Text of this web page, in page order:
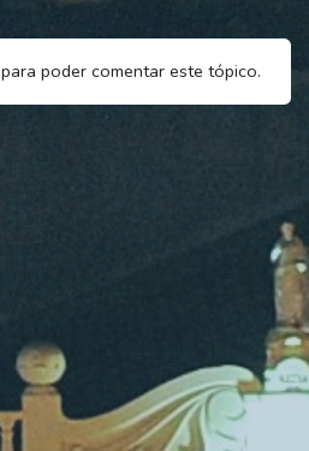
para poder comentar este tópico.